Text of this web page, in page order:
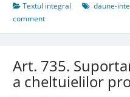
Textul integral daune-
comment
Art. 735.
a cheltuielilor